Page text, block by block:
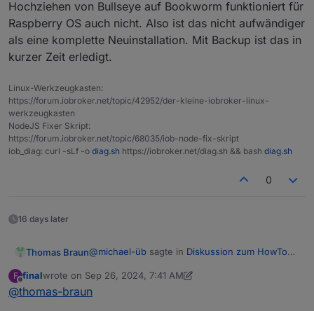
Swap:
99M 6.0M
93M
Total:
1.9G 1. 0G 278M
Active iob-Instances:
ioBroker Core: js-controller
ioBroker Status: iobroker is running
+ system.adapter.admin.0                  :
+
system.adapter.web.0                    : web
Objects:
flüstert dir?
   Static hostname: michisraspi
         Icon name: computer
Operating System: Raspbian GNU/Linux 11
            Kernel: Linux 6.1.21-v8+
Installation: 		native
Kernel: 		aarch64
Userland: 		32 bit
Timezone: 		Europe/Berlin (CEST,
User-ID: 		1000
Boot Target: 		multi-user.target
/usr/bin/nodejs 	v20.17.0
/usr/bin/npm 		10.8.2
/usr/bin/npx 		10.8.2
Hochziehen von Bullseye auf Bookworm funktioniert für
Raspberry OS auch nicht. Also ist das nicht aufwändiger
als eine komplette Neuinstallation. Mit Backup ist das in
kurzer Zeit erledigt.
Linux-Werkzeugkasten:
https://forum.iobroker.net/topic/42952/der-kleine-iobroker-linux-
werkzeugkasten
NodeJS Fixer Skript:
https://forum.iobroker.net/topic/68035/iob-node-fix-skript
iob_diag: curl -sLf -o diag.sh https://iobroker.net/diag.sh && bash diag.sh
0
16 days later
Thomas Braun@michael-üb sagte in Diskussion zum HowTo
F
Offline
finalwrote on Sep 26, 2024, 7:41 AM
last edited by finalSep 26, 2024, 10:39 AM
@thomas-braun